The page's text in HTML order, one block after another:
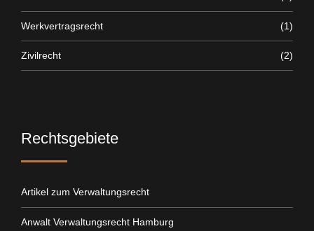
Werkvertragsrecht (1)
Zivilrecht (2)
Rechtsgebiete
Artikel zum Verwaltungsrecht
Anwalt Verwaltungsrecht Hamburg